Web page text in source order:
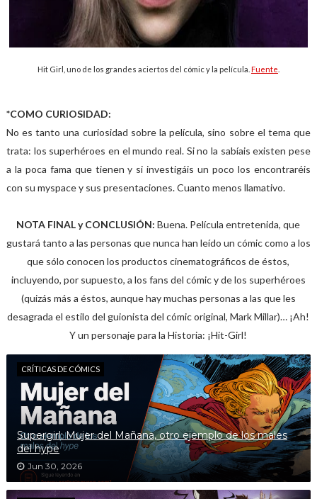
Hit Girl, uno de los grandes aciertos del cómic y la película. Fuente
*COMO CURIOSIDAD:
No es tanto una curiosidad sobre la película, sino sobre el tema que
trata: los superhéroes en el mundo real. Si no la sabíais existen pese
a la poca fama que tienen y si investigáis un poco los encontraréis
con su myspace y sus presentaciones. Cuanto menos llamativo.
NOTA FINAL y CONCLUSIÓN: Buena. Película entretenida, que
gustará tanto a las personas que nunca han leído un cómic como a los
que sólo conocen los productos cinematográficos de éstos,
incluyendo, por supuesto, a los fans del cómic y de los superhéroes
(quizás más a éstos, aunque hay muchas personas a las que les
desagrada el estilo del guionista del cómic original, Mark Millar)… ¡Ah!
Y un personaje para la Historia: ¡Hit-Girl!
CRÍTICAS DE CÓMICS
Supergirl: Mujer del Mañana, otro ejemplo de los males
del hype
Jun 30, 2026